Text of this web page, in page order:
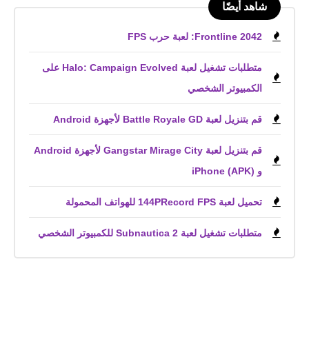
شاهد أيضًا
Frontline 2042: لعبة حرب FPS
متطلبات تشغيل لعبة Halo: Campaign Evolved على
الكمبيوتر الشخصي
قم بتنزيل لعبة Battle Royale GD لأجهزة Android
قم بتنزيل لعبة Gangstar Mirage City لأجهزة Android
و iPhone (APK)
تحميل لعبة 144PRecord FPS للهواتف المحمولة
متطلبات تشغيل لعبة Subnautica 2 للكمبيوتر الشخصي